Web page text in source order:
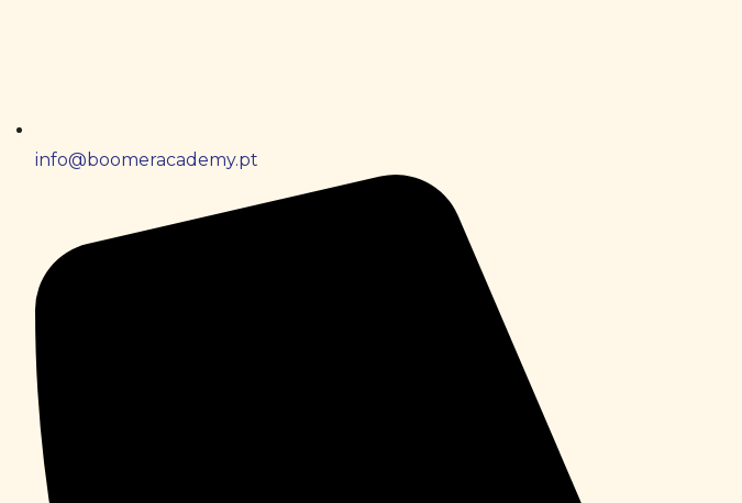
info@boomeracademy.pt